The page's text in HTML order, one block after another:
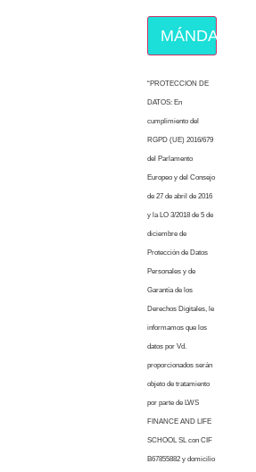
MÁNDAME
“PROTECCION DE
DATOS: En
cumplimiento del
RGPD (UE) 2016/679
del Parlamento
Europeo y del Consejo
de 27 de abril de 2016
y la LO 3/2018 de 5 de
diciembre de
Protección de Datos
Personales y de
Garantía de los
Derechos Digitales, le
informamos que los
datos por Vd.
proporcionados serán
objeto de tratamiento
por parte de LWS
FINANCE AND LIFE
SCHOOL SL con CIF
B67855882 y domicilio